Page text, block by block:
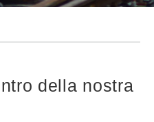
della nostra